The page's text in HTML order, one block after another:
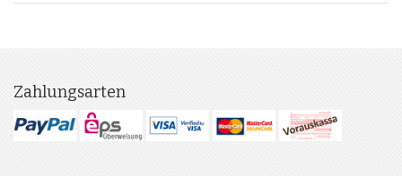
Zahlungsarten